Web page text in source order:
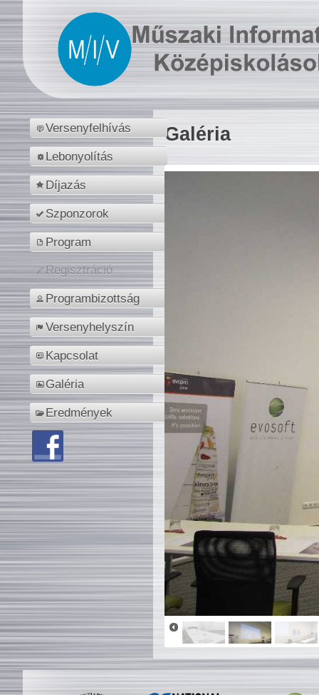
Versenyfelhívás
Lebonyolítás
Díjazás
Szponzorok
Program
Regisztráció
Programbizottság
Versenyhelyszín
Kapcsolat
Galéria
Eredmények
Galéria